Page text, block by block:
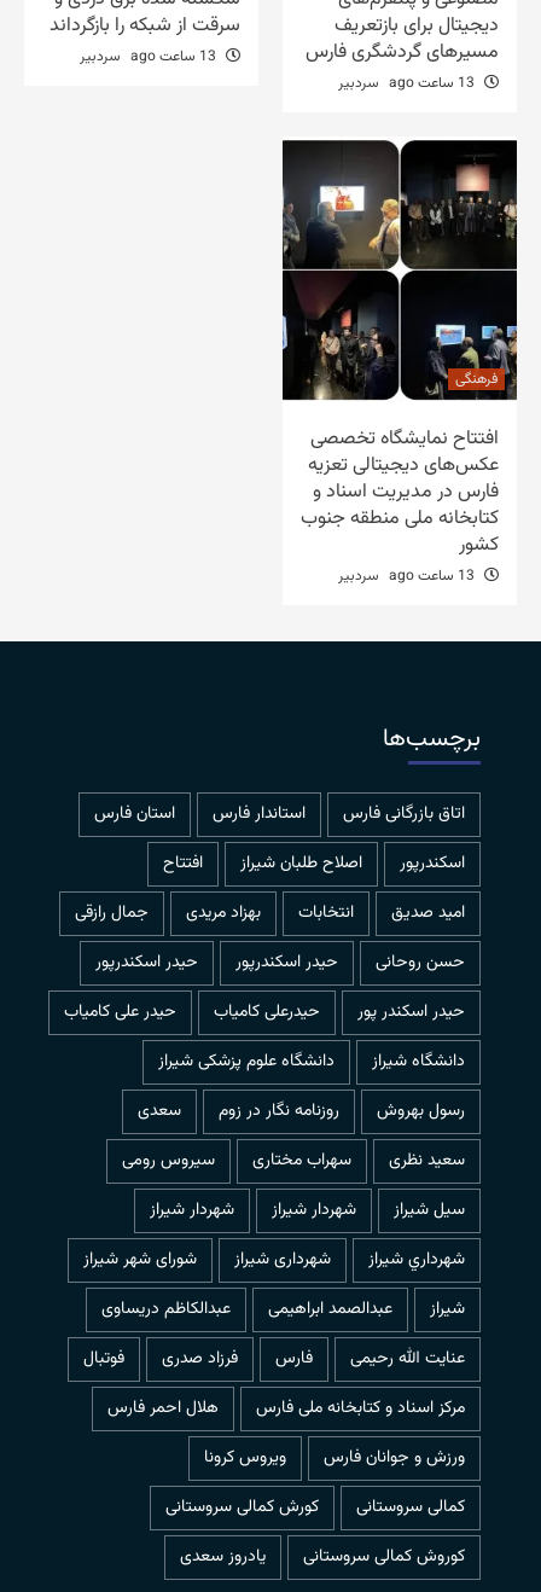
دیجیتال برای بازتعریف
مسیرهای گردشگری فارس
سردبیر
سرقت از شبکه را بازگرداند
سردبیر
فرهنگی
افتتاح نمایشگاه تخصصی
عکس‌های دیجیتالی تعزیه
فارس در مدیریت اسناد و
کتابخانه ملی منطقه جنوب
کشور
سردبیر
برچسب‌ها
اتاق بازرگانی فارس استاندار فارس
استان فارس
اسکندرپور
اصلاح طلبان شیراز
افتتاح
امید صدیق
انتخابات بهزاد مریدی
جمال رازقی
حسن روحانی
حيدر اسكندرپور
حیدر اسکندرپور
حیدر اسکندر پور
حیدرعلی کامیاب
حیدر علی کامیاب
دانشگاه شیراز
دانشگاه علوم پزشکی شیراز
رسول بهروش
روزنامه نگار در زوم
سعدی
سعید نظری
سهراب مختاری
سیروس رومی
سیل شیراز
شهردار شيراز
شهردار شیراز
شهرداري شيراز
شهرداری شیراز
شورای شهر شیراز
شیراز
عبدالصمد ابراهیمی
عبدالکاظم دریساوی
عنایت الله رحیمی
فارس فرزاد صدری
فوتبال
مرکز اسناد و کتابخانه ملی فارس
هلال احمر فارس
ورزش و جوانان فارس
ویروس کرونا
کمالی سروستانی
کورش کمالی سروستانی
کوروش کمالی سروستانی
یادروز سعدی